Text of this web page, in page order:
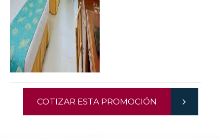
COTIZAR ESTA PROMOCIÓN